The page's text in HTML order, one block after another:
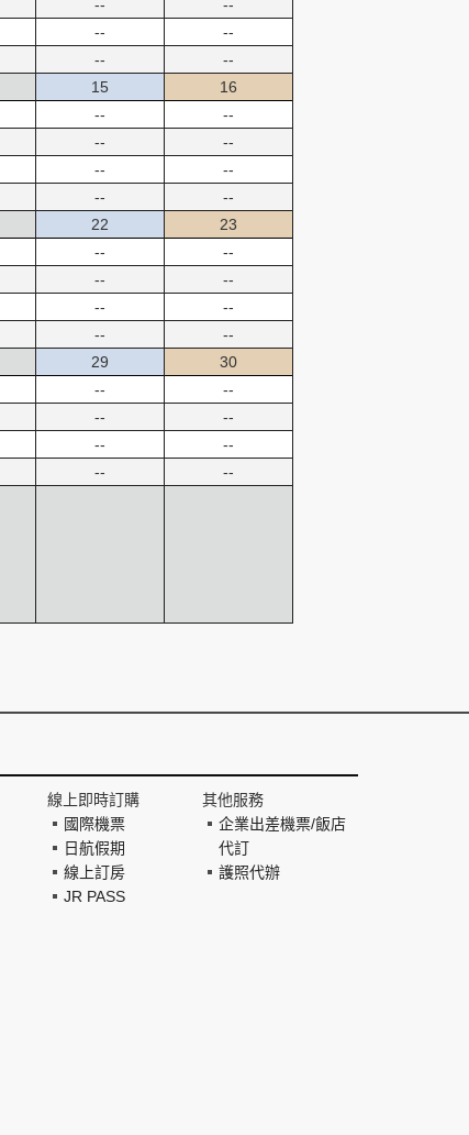
--
--
--
--
--
--
15
--
--
--
--
16
--
--
--
--
22
--
--
--
--
23
--
--
--
--
29
--
--
--
--
30
--
--
--
--
線上即時訂購
國際機票
日航假期
線上訂房
JR PASS
其他服務
企業出差機票/飯店
代訂
護照代辦